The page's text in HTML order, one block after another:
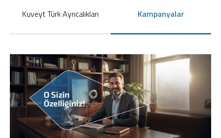
Araç Finansmanı
Konut Finansmanı
Yatırım Fonları
Kuveyt Türk Ayrıcalıkları Kampanyalar